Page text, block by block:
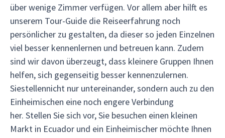
über wenige Zimmer verfügen. Vor allem aber hilft es
unserem Tour-Guide die Reiseerfahrung noch
persönlicher zu gestalten, da dieser so jeden Einzelnen
viel besser kennenlernen und betreuen kann. Zudem
sind wir davon überzeugt, dass kleinere Gruppen Ihnen
helfen, sich gegenseitig besser kennenzulernen.
Siestellennicht nur untereinander, sondern auch zu den
Einheimischen eine noch engere Verbindung
her. Stellen Sie sich vor, Sie besuchen einen kleinen
Markt in Ecuador und ein Einheimischer möchte Ihnen